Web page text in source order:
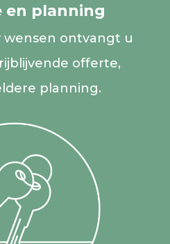
en planning
wensen ontvangt u
offerte,
planning.